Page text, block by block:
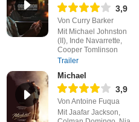
3,9
Von Curry Barker
Mit Michael Johnston
(II), Inde Navarrette,
Cooper Tomlinson
Trailer
Michael
3,9
Von Antoine Fuqua
Mit Jaafar Jackson,